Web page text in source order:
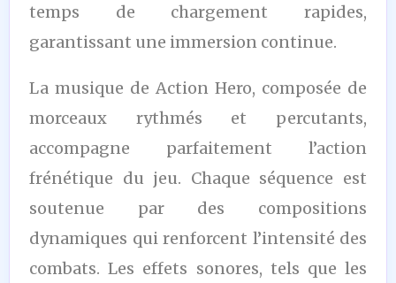
temps de chargement rapides,
garantissant une immersion continue.
La musique de Action Hero, composée de
morceaux rythmés et percutants,
accompagne parfaitement l’action
frénétique du jeu. Chaque séquence est
soutenue par des compositions
dynamiques qui renforcent l’intensité des
combats. Les effets sonores, tels que les